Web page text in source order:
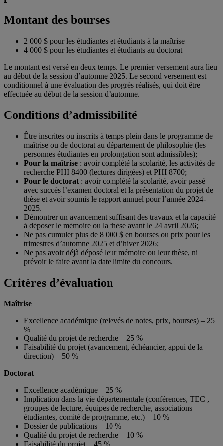
Montant des bourses
2 000 $ pour les étudiantes et étudiants à la maîtrise
4 000 $ pour les étudiantes et étudiants au doctorat
Le montant est versé en deux temps. Le premier versement aura lieu
au début de la session d’automne 2025. Le second versement est
conditionnel à une évaluation des progrès réalisés, qui doit être
effectuée au début de la session d’automne.
Conditions d’admissibilité
Être inscrites ou inscrits à temps plein dans le programme de
maîtrise ou de doctorat au département de philosophie (les
personnes étudiantes en prolongation sont admissibles);
Pour la maîtrise : avoir complété la scolarité, les activités de
recherche PHI 8400 (lectures dirigées) et PHI 8700;
Pour le doctorat : avoir complété la scolarité, avoir passé
avec succès l’examen doctoral et la présentation du projet de
thèse et avoir soumis le rapport annuel pour l’année 2024-
2025.
Démontrer un avancement suffisant des travaux et la capacité
à déposer le mémoire ou la thèse avant le 24 avril 2026;
Ne pas cumuler plus de 8 000 $ en bourses ou prix pour les
trimestres d’automne 2025 et d’hiver 2026;
Ne pas avoir déjà déposé leur mémoire ou leur thèse, ni
prévoir le faire avant la date limite du concours.
Critères d’évaluation
Maîtrise
Excellence académique (relevés de notes, prix, bourses) – 25
%
Qualité du projet de recherche – 25 %
Faisabilité du projet (avancement, échéancier, appui de la
direction) – 50 %
Doctorat
Excellence académique – 25 %
Implication dans la vie départementale (conférences, TEC ,
groupes de lecture, équipes de recherche, associations
étudiantes, comité de programme, etc.) – 10 %
Dossier de publications – 10 %
Qualité du projet de recherche – 10 %
Faisabilité du projet – 45 %